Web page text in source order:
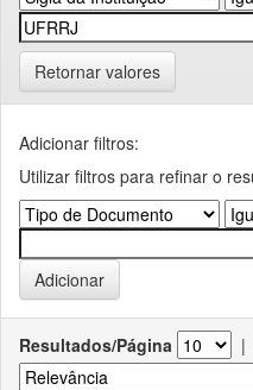
Retornar valores
Adicionar filtros:
Utilizar filtros para refinar o
Resultados/Página |